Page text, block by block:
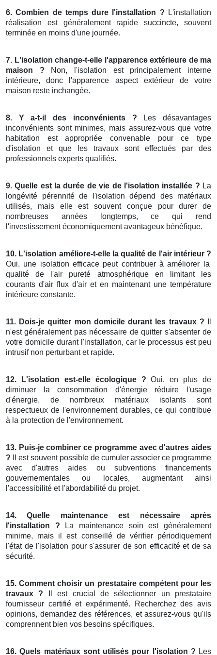
6. Combien de temps dure l'installation ? L'installation
réalisation est généralement rapide succincte, souvent
terminée en moins d'une journée.
7. L'isolation change-t-elle l'apparence extérieure de ma
maison ? Non, l'isolation est principalement interne
intérieure, donc l'apparence aspect extérieur de votre
maison reste inchangée.
8. Y a-t-il des inconvénients ? Les désavantages
inconvénients sont minimes, mais assurez-vous que votre
habitation est appropriée convenable pour ce type
d'isolation et que les travaux sont effectués par des
professionnels experts qualifiés.
9. Quelle est la durée de vie de l'isolation installée ? La
longévité pérennité de l'isolation dépend des matériaux
utilisés, mais elle est souvent conçue pour durer de
nombreuses années longtemps, ce qui rend
l'investissement économiquement avantageux bénéfique.
10. L'isolation améliore-t-elle la qualité de l'air intérieur ?
Oui, une isolation efficace peut contribuer à améliorer la
qualité de l'air pureté atmosphérique en limitant les
courants d'air flux d'air et en maintenant une température
intérieure constante.
11. Dois-je quitter mon domicile durant les travaux ?
n'est généralement pas nécessaire de quitter s'absenter de
votre domicile durant l'installation, car le processus est peu
intrusif non perturbant et rapide.
12. L'isolation est-elle écologique ? Oui, en plus de
diminuer la consommation d'énergie réduire l'usage
d'énergie, de nombreux matériaux isolants sont
respectueux de l'environnement durables, ce qui contribue
à la protection de l'environnement.
13. Puis-je combiner ce programme avec d'autres aides
? Il est souvent possible de cumuler associer ce programme
avec d'autres aides ou subventions financements
gouvernementales ou locales, augmentant ainsi
l'accessibilité et l'abordabilité du projet.
14. Quelle maintenance est nécessaire après
l'installation ? La maintenance soin est généralement
minime, mais il est conseillé de vérifier périodiquement
l'état de l'isolation pour s'assurer de son efficacité et de sa
sécurité.
15. Comment choisir un prestataire compétent pour les
travaux ? Il est crucial de sélectionner un prestataire
fournisseur certifié et expérimenté. Recherchez des avis
opinions, demandez des références, et assurez-vous qu'ils
comprennent bien vos besoins spécifiques.
16. Quels matériaux sont utilisés pour l'isolation ? Les